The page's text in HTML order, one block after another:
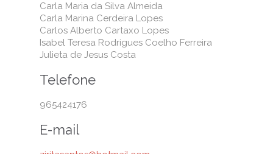
Carla Maria da Silva Almeida
Carla Marina Cerdeira Lopes
Carlos Alberto Cartaxo Lopes
Isabel Teresa Rodrigues Coelho Ferreira
Julieta de Jesus Costa
Telefone
965424176
E-mail